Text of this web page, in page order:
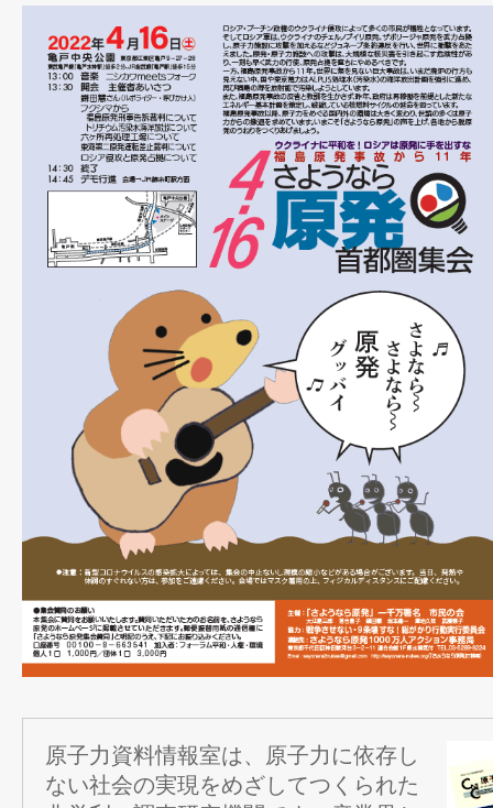
原子力資料情報室は、原子力に依存し
ない社会の実現をめざしてつくられた